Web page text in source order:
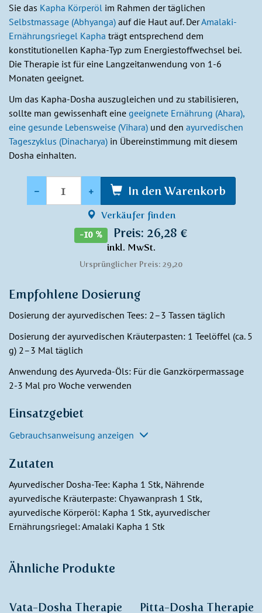
Sie das Kapha Körperöl im Rahmen der täglichen
Selbstmassage (Abhyanga) auf die Haut auf. DerAmalaki-
Ernährungsriegel Kapha trägt entsprechend dem
konstitutionellen Kapha-Typ zum Energiestoffwechsel bei.
Die Therapie ist für eine Langzeitanwendung von 1-6
Monaten geeignet.
Um das Kapha-Dosha auszugleichen und zu stabilisieren,
sollte man gewissenhaft eine geeignete Ernährung (Ahara),
eine gesunde Lebensweise (Vihara) und den ayurvedischen
Tageszyklus (Dinacharya) in Übereinstimmung mit diesem
Dosha einhalten.
- + In den Warenkorb
Verkäufer finden
-10 % Preis: 26,28 €
inkl. MwSt.
Ursprünglicher Preis: 29,20
Empfohlene Dosierung
Dosierung der ayurvedischen Tees: 2–3 Tassen täglich
Dosierung der ayurvedischen Kräuterpasten: 1 Teelöffel (ca. 5
g) 2–3 Mal täglich
Anwendung des Ayurveda-Öls: Für die Ganzkörpermassage
2-3 Mal pro Woche verwenden
Einsatzgebiet
Gebrauchsanweisung anzeigen
Zutaten
Ayurvedischer Dosha-Tee: Kapha 1 Stk, Nährende
ayurvedische Kräuterpaste: Chyawanprash 1 Stk,
ayurvedische Körperöl: Kapha 1 Stk, ayurvedischer
Ernährungsriegel: Amalaki Kapha 1 Stk
Ähnliche Produkte
Vata-Dosha Therapie Pitta-Dosha Therapie